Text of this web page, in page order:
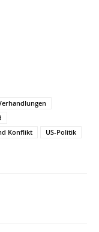
Konflikt
US-Politik